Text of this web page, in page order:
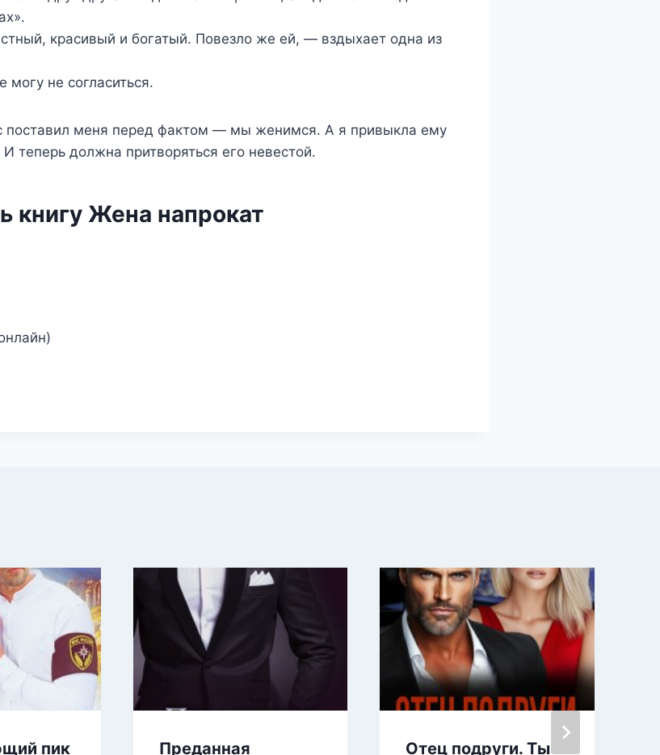
красивый и богатый. Повезло же ей, — вздыхает одна из
не согласиться.
поставил меня перед фактом — мы женимся. А я привыкла ему
теперь должна притворяться его невестой.
книгу Жена напрокат
пик Преданная Отец подруги. Ты